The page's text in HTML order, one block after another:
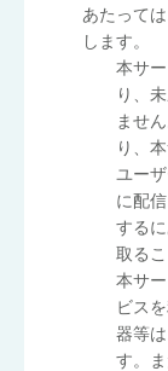
あたって
します。
本サ
り、
ませ
り、
ユー
に配
する
取る
本サ
ビス
器等
す。